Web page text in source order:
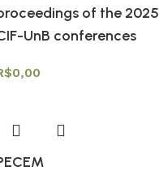
of the 2025
UnB conferences
0,00